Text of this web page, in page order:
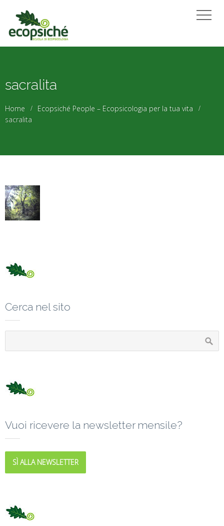
sacralita
Home
Ecopsiché People – Ecopsicologia per la tua vita
sacralita
Cerca nel sito
Vuoi ricevere la newsletter mensile?
SÌ ALLA NEWSLETTER